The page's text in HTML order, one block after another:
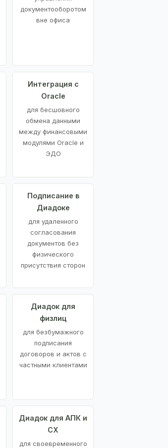
документооборотом
вне офиса
Интеграция с
Oracle
для бесшовного
обмена данными
между финансовыми
модулями Oracle и
ЭДО
Подписание в
Диадоке
для удаленного
согласования
документов без
физического
присутствия сторон
Диадок для
физлиц
для безбумажного
подписания
договоров и актов с
частными клиентами
Диадок для АПК и
СХ
для своевременного